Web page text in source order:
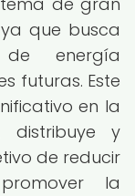
que busca
energía
futuras. Este
en la
y
de reducir
la